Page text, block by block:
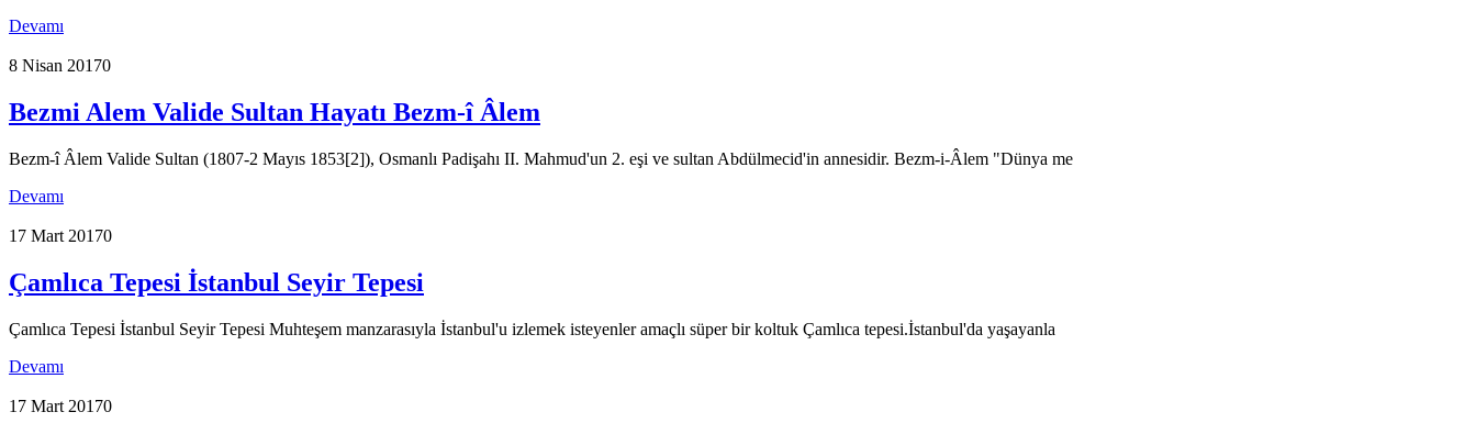
Devamı
8 Nisan 20170
Bezmi Alem Valide Sultan Hayatı Bezm-î Âlem
Bezm-î Âlem Valide Sultan (1807-2 Mayıs 1853[2]), Osmanlı Padişahı II. Mahmud'un 2. eşi ve sultan Abdülmecid'in annesidir. Bezm-i-Âlem "Dünya me
Devamı
17 Mart 20170
Çamlıca Tepesi İstanbul Seyir Tepesi
Çamlıca Tepesi İstanbul Seyir Tepesi Muhteşem manzarasıyla İstanbul'u izlemek isteyenler amaçlı süper bir koltuk Çamlıca tepesi.İstanbul'da yaşayanla
Devamı
17 Mart 20170